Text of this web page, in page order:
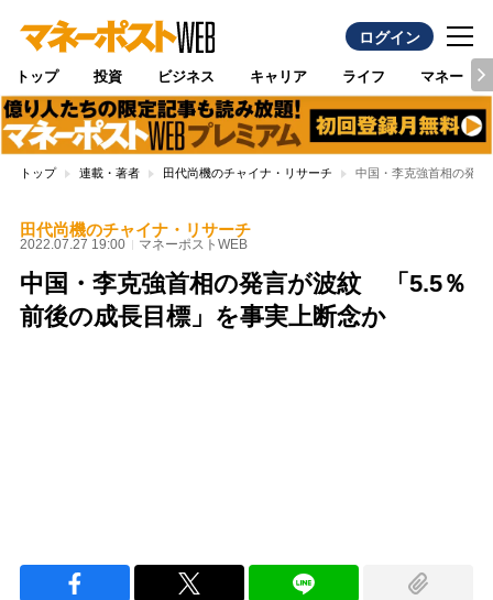
ログイン
トップ 投資 ビジネス キャリア ライフ マネー
トップ 連載・著者 田代尚機のチャイナ・リサーチ 中国・李克強首相の発
田代尚機のチャイナ・リサーチ
2022.07.27 19:00 マネーポストWEB
中国・李克強首相の発言が波紋 「5.5％
前後の成長目標」を事実上断念か